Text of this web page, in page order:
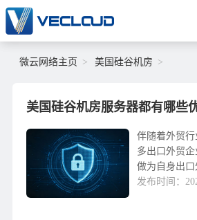
微云网络主页 美国硅谷机房
美国硅谷机房服务器都有哪些
伴随着外贸
多出口外贸
做为自身出
间，在其中最
发布时间：